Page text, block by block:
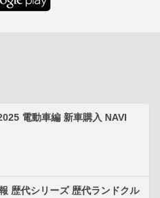
電動車編 新車購入 NAVI
歴代シリーズ 歴代ランドクル